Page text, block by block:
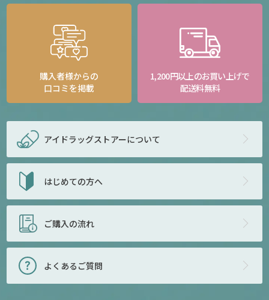
購入者様からの
口コミを掲載
1,200円以上のお買い上げで
配送料無料
アイドラッグストアーについて
はじめての方へ
ご購入の流れ
よくあるご質問